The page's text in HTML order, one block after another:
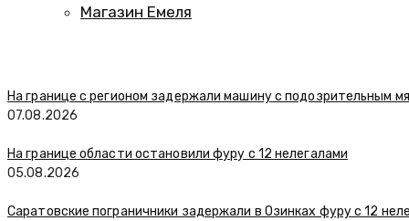
Магазин Емеля
На границе с регионом задержали машину с подозрительным
07.08.2026
На границе области остановили фуру с 12 нелегалами
05.08.2026
Саратовские пограничники задержали в Озинках фуру с 12